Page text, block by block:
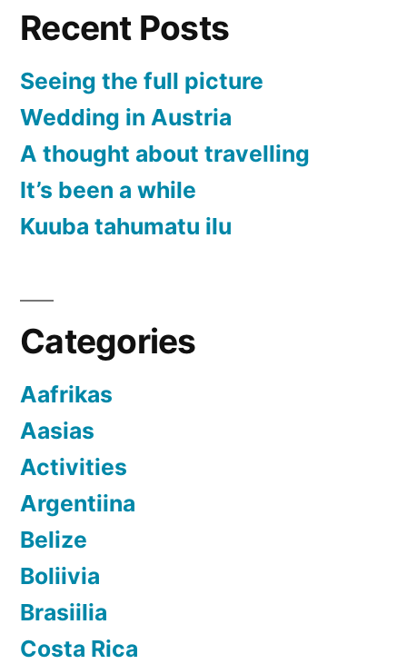
Recent Posts
Seeing the full picture
Wedding in Austria
A thought about travelling
It’s been a while
Kuuba tahumatu ilu
Categories
Aafrikas
Aasias
Activities
Argentiina
Belize
Boliivia
Brasiilia
Costa Rica